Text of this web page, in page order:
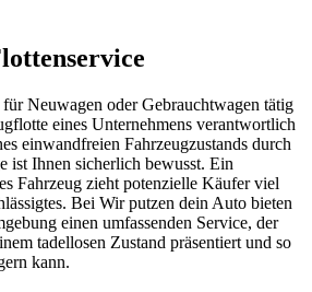
Neuwagen oder Gebrauchtwagen tätig
eines Unternehmens verantwortlich
einwandfreien Fahrzeugzustands durch
ist Ihnen sicherlich bewusst. Ein
Fahrzeug zieht potenzielle Käufer viel
Bei Wir putzen dein Auto bieten
einen umfassenden Service, der
tadellosen Zustand präsentiert und so
kann.